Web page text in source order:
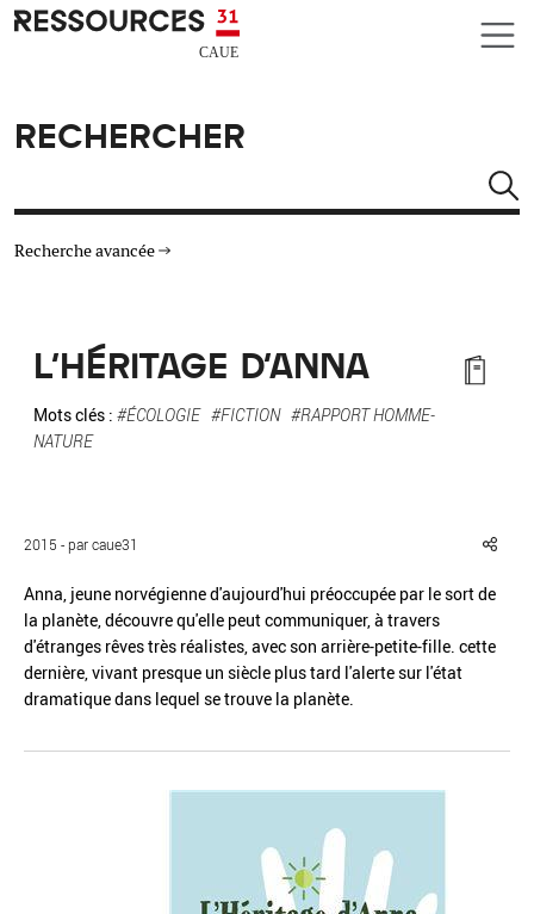
Aller au contenu principal
CAUE RESSOURCES 31
RECHERCHER
Recherche avancée
TYPE DE RESSOURCES
MATÉRIAUX
Réinitialiser Fermer la recherche avancée
L'HÉRITAGE D'ANNA
Mots clés : #ÉCOLOGIE #FICTION #RAPPORT HOMME-
NATURE
2015 - par caue31
Anna, jeune norvégienne d'aujourd'hui préoccupée par le sort de
la planète, découvre qu'elle peut communiquer, à travers
d'étranges rêves très réalistes, avec son arrière-petite-fille. cette
dernière, vivant presque un siècle plus tard l'alerte sur l'état
dramatique dans lequel se trouve la planète.